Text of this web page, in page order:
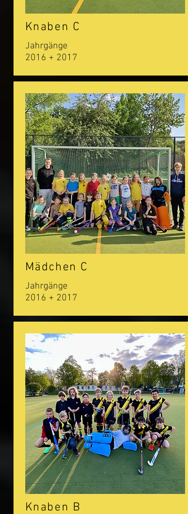
Knaben C
Jahrgänge
2016 + 2017
Mädchen C
Jahrgänge
2016 + 2017
Knaben B